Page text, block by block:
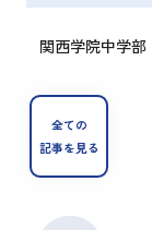
関西学院中学部
全ての
記事を見る